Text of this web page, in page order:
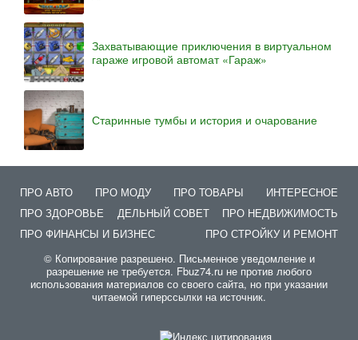
Захватывающие приключения в виртуальном
гараже игровой автомат «Гараж»
Старинные тумбы и история и очарование
ПРО АВТО ПРО МОДУ ПРО ТОВАРЫ
ИНТЕРЕСНОЕ
ПРО ЗДОРОВЬЕ
ДЕЛЬНЫЙ СОВЕТ
ПРО НЕДВИЖИМОСТЬ
ПРО ФИНАНСЫ И БИЗНЕС
ПРО СТРОЙКУ И РЕМОНТ
© Копирование разрешено. Письменное уведомление и
разрешение не требуется. Fbuz74.ru не против любого
использования материалов со своего сайта, но при указании
читаемой гиперссылки на источник.